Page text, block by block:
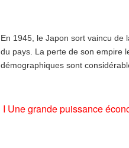
En 1945, le Japon sort vaincu de
du pays. La perte de son empire
démographiques sont
I Une grande puissance